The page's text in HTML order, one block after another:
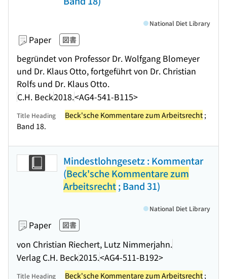
Paper 図書
begründet von Professor Dr. Wolfgang Blomeyer
und Dr. Klaus Otto, fortgeführt von Dr. Christian
Rolfs und Dr. Klaus Otto.
C.H. Beck2018.<AG4-541-B115>
National Diet Library
Title Heading Beck'sche Kommentare zum Arbeitsrecht ;
Band 18.
Mindestlohngesetz : Kommentar
(Beck'sche Kommentare zum
Arbeitsrecht; Band 31)
Paper 図書
von Christian Riechert, Lutz Nimmerjahn.
Verlag C.H. Beck2015.<AG4-511-B192>
National Diet Library
Title Heading Beck'sche Kommentare zum Arbeitsrecht ;